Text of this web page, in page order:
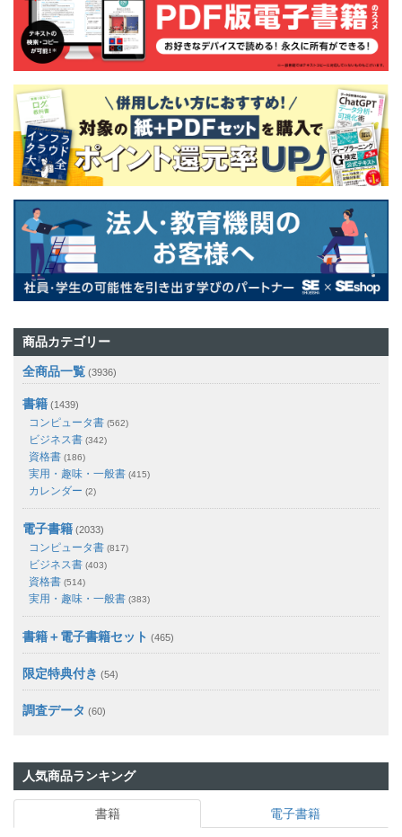
商品カテゴリー
全商品一覧 (3936)
書籍 (1439)
コンピュータ書 (562)
ビジネス書 (342)
資格書 (186)
実用・趣味・一般書 (415)
カレンダー (2)
電子書籍 (2033)
コンピュータ書 (817)
ビジネス書 (403)
資格書 (514)
実用・趣味・一般書 (383)
書籍＋電子書籍セット (465)
限定特典付き (54)
調査データ (60)
人気商品ランキング
書籍 電子書籍